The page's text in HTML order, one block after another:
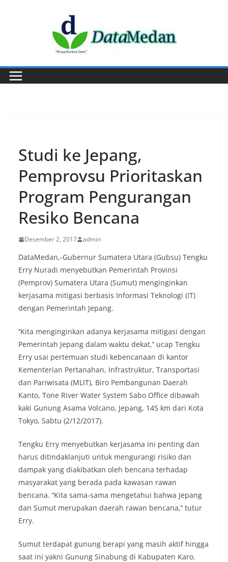
Studi ke Jepang,
Pemprovsu Prioritaskan
Program Pengurangan
Resiko Bencana
Desember 2, 2017 admin
DataMedan,-Gubernur Sumatera Utara (Gubsu) Tengku
Erry Nuradi menyebutkan Pemerintah Provinsi
(Pemprov) Sumatera Utara (Sumut) menginginkan
kerjasama mitigasi berbasis Informasi Teknologi (IT)
dengan Pemerintah Jepang.
‘’Kita menginginkan adanya kerjasama mitigasi dengan
Pemerintah Jepang dalam waktu dekat,’’ ucap Tengku
Erry usai pertemuan studi kebencanaan di kantor
Kementerian Pertanahan, Infrastruktur, Transportasi
dan Pariwisata (MLIT), Biro Pembangunan Daerah
Kanto, Tone River Water System Sabo Office dibawah
kaki Gunung Asama Volcano, Jepang, 145 km dari Kota
Tokyo, Sabtu (2/12/2017).
Tengku Erry menyebutkan kerjasama ini penting dan
harus ditindaklanjuti untuk mengurangi risiko dan
dampak yang diakibatkan oleh bencana terhadap
masyarakat yang berada pada kawasan rawan
bencana. ‘’Kita sama-sama mengetahui bahwa Jepang
dan Sumut merupakan daerah rawan bencana,’’ tutur
Erry.
Sumut terdapat gunung berapi yang masih aktif hingga
saat ini yakni Gunung Sinabung di Kabupaten Karo.